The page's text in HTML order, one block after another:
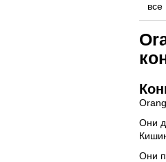
все
Они
Они